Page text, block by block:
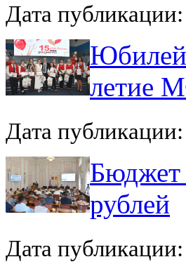
Дата
Юбилей
летие
Дата
Бюджет
рублей
Дата